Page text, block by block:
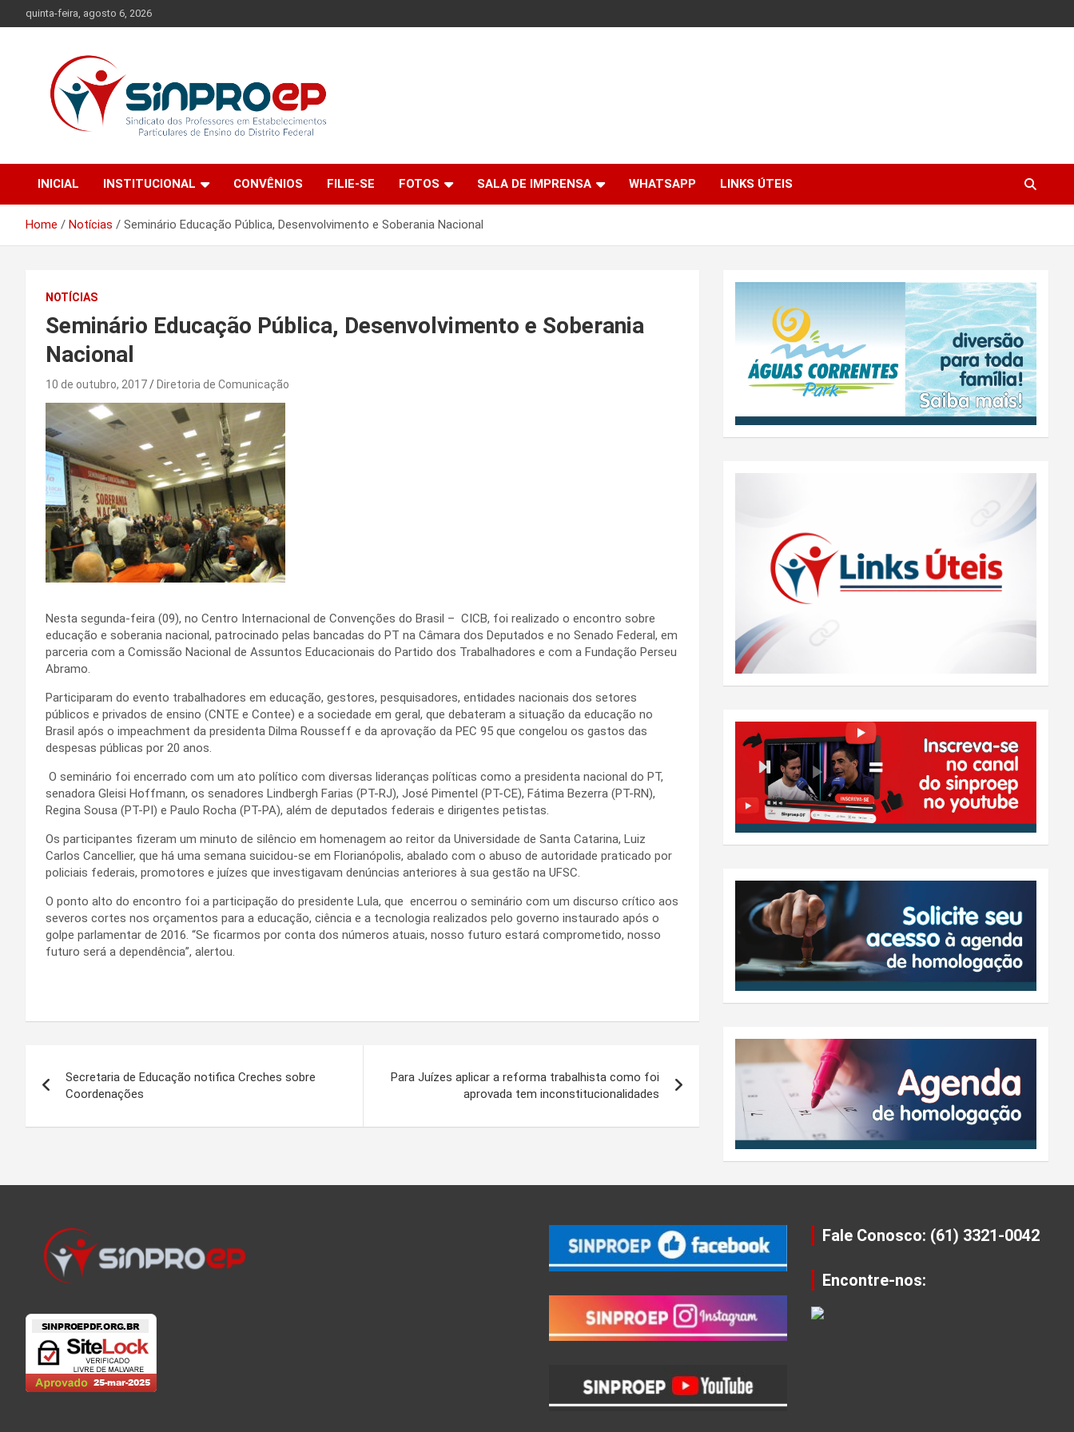
to
quinta-feira, agosto 6, 2026
Sinproep-DF
de Ensino do Distrito Federal
INICIAL
INSTITUCIONAL CONVÊNIOS FILIE-SE FOTOS SALA DE IMPRENSA WHATSAPP LINKS ÚTEIS
Home Notícias Seminário Educação Pública, Desenvolvimento e Soberania Nacional
NOTÍCIAS
Seminário Educação Pública, Desenvolvimento e Soberania
Nacional
10 de outubro, 2017 Diretoria de Comunicação
Nesta segunda-feira (09), no Centro Internacional de Convenções do Brasil – CICB, foi realizado o encontro sobre
educação e soberania nacional, patrocinado pelas bancadas do PT na Câmara dos Deputados e no Senado Federal, em
parceria com a Comissão Nacional de Assuntos Educacionais do Partido dos Trabalhadores e com a Fundação Perseu
Abramo.
Participaram do evento trabalhadores em educação, gestores, pesquisadores, entidades nacionais dos setores
públicos e privados de ensino (CNTE e Contee) e a sociedade em geral, que debateram a situação da educação no
Brasil após o impeachment da presidenta Dilma Rousseff e da aprovação da PEC 95 que congelou os gastos das
despesas públicas por 20 anos.
O seminário foi encerrado com um ato político com diversas lideranças políticas como a presidenta nacional do PT,
senadora Gleisi Hoffmann, os senadores Lindbergh Farias (PT-RJ), José Pimentel (PT-CE), Fátima Bezerra (PT-RN),
Regina Sousa (PT-PI) e Paulo Rocha (PT-PA), além de deputados federais e dirigentes petistas.
Os participantes fizeram um minuto de silêncio em homenagem ao reitor da Universidade de Santa Catarina, Luiz
Carlos Cancellier, que há uma semana suicidou-se em Florianópolis, abalado com o abuso de autoridade praticado por
policiais federais, promotores e juízes que investigavam denúncias anteriores à sua gestão na UFSC.
O ponto alto do encontro foi a participação do presidente Lula, que encerrou o seminário com um discurso crítico aos
severos cortes nos orçamentos para a educação, ciência e a tecnologia realizados pelo governo instaurado após o
golpe parlamentar de 2016. “Se ficarmos por conta dos números atuais, nosso futuro estará comprometido, nosso
futuro será a dependência”, alertou.
de
Post
Secretaria de Educação notifica Creches sobre
Coordenações
Para Juízes aplicar a reforma trabalhista como foi
aprovada tem inconstitucionalidades
Fale Conosco: (61) 3321-0042
Encontre-nos: